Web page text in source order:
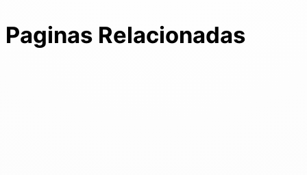
Paginas Relacionadas